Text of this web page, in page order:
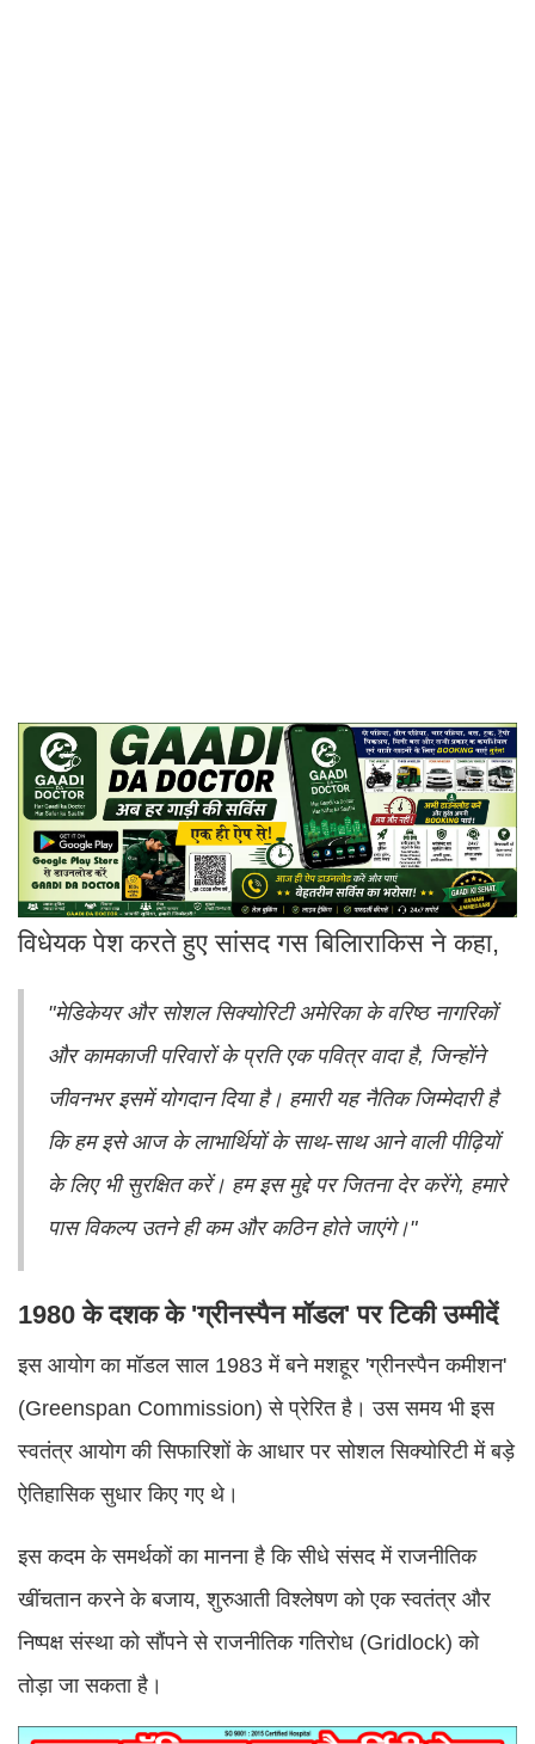
विधेयक पेश करते हुए सांसद गस बिलािराकिस ने कहा,
"मेडिकेयर और सोशल सिक्योरिटी अमेरिका के वरिष्ठ नागरिकों
और कामकाजी परिवारों के प्रति एक पवित्र वादा है, जिन्होंने
जीवनभर इसमें योगदान दिया है। हमारी यह नैतिक जिम्मेदारी है
कि हम इसे आज के लाभार्थियों के साथ-साथ आने वाली पीढ़ियों
के लिए भी सुरक्षित करें। हम इस मुद्दे पर जितना देर करेंगे, हमारे
पास विकल्प उतने ही कम और कठिन होते जाएंगे।"
1980 के दशक के 'ग्रीनस्पैन मॉडल' पर टिकी उम्मीदें
इस आयोग का मॉडल साल 1983 में बने मशहूर 'ग्रीनस्पैन कमीशन'
(Greenspan Commission) से प्रेरित है। उस समय भी इस
स्वतंत्र आयोग की सिफारिशों के आधार पर सोशल सिक्योरिटी में बड़े
ऐतिहासिक सुधार किए गए थे।
इस कदम के समर्थकों का मानना है कि सीधे संसद में राजनीतिक
खींचतान करने के बजाय, शुरुआती विश्लेषण को एक स्वतंत्र और
निष्पक्ष संस्था को सौंपने से राजनीतिक गतिरोध (Gridlock) को
तोड़ा जा सकता है।